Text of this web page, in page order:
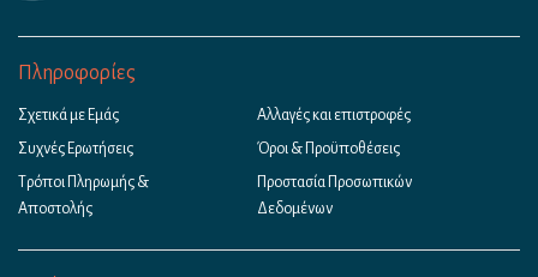
Πληροφορίες
Σχετικά με Εμάς
Συχνές Ερωτήσεις
Τρόποι Πληρωμής &
Αποστολής
Αλλαγές και επιστροφές
Όροι & Προϋποθέσεις
Προστασία Προσωπικών
Δεδομένων